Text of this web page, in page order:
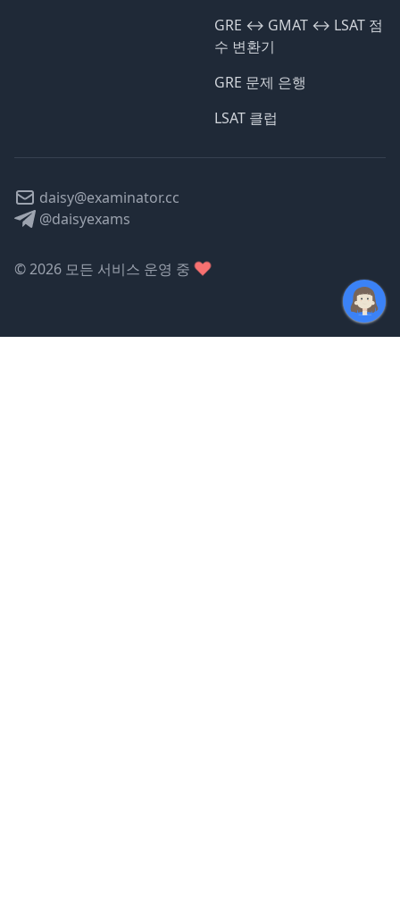
GRE ↔️ GMAT ↔️ LSAT 점
수 변환기
GRE 문제 은행
LSAT 클럽
daisy@examinator.cc
@daisyexams
©2026 모든 서비스 운영 중